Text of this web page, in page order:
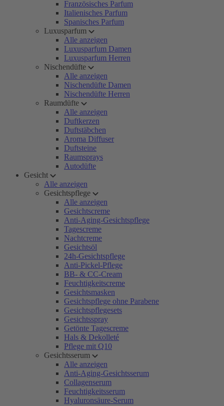
Französisches Parfum
Italienisches Parfum
Spanisches Parfum
Luxusparfum
Alle anzeigen
Luxusparfum Damen
Luxusparfum Herren
Nischendüfte
Alle anzeigen
Nischendüfte Damen
Nischendüfte Herren
Raumdüfte
Alle anzeigen
Duftkerzen
Duftstäbchen
Aroma Diffuser
Duftsteine
Raumsprays
Autodüfte
Gesicht
Alle anzeigen
Gesichtspflege
Alle anzeigen
Gesichtscreme
Anti-Aging-Gesichtspflege
Tagescreme
Nachtcreme
Gesichtsöl
24h-Gesichtspflege
Anti-Pickel-Pflege
BB- & CC-Cream
Feuchtigkeitscreme
Gesichtsmasken
Gesichtspflege ohne Parabene
Gesichtspflegesets
Gesichtsspray
Getönte Tagescreme
Hals & Dekolleté
Pflege mit Q10
Gesichtsserum
Alle anzeigen
Anti-Aging-Gesichtsserum
Collagenserum
Feuchtigkeitsserum
Hyaluronsäure-Serum